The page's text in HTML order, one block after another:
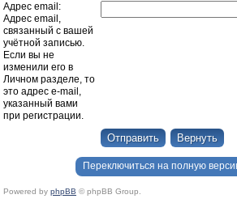
Адрес email:
Адрес email,
связанный с вашей
учётной записью.
Если вы не
изменили его в
Личном разделе, то
это адрес e-mail,
указанный вами
при регистрации.
Переключиться на полную
Powered by phpBB © phpBB Group.